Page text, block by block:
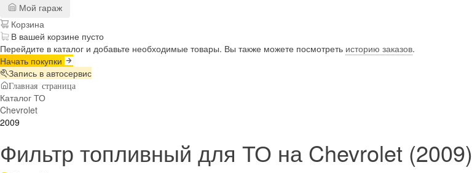
Мой гараж
Корзина
В вашей корзине пусто
Перейдите в каталог и добавьте необходимые товары. Вы также можете посмотреть историю заказов.
Начать покупки
Запись в автосервис
Главная страница
Каталог ТО
Chevrolet
2009
Фильтр топливный для ТО на Chevrolet (2009)